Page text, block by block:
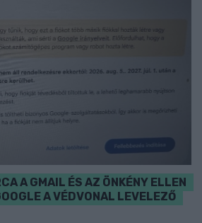
A GMAIL ÉS AZ ÖNKÉNY ELLEN
A VÉDVONAL LEVELEZŐ